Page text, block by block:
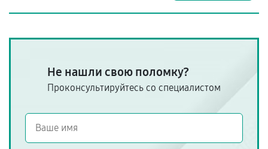
Не нашли свою поломку?
Проконсультируйтесь со специалистом